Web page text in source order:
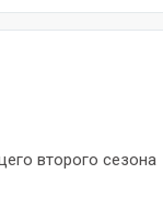
второго сезона